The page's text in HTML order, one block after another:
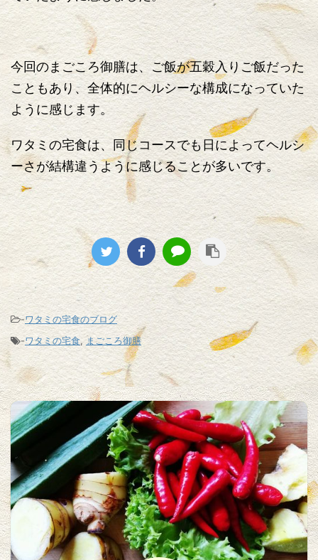
今回のまごころ御膳は、ご飯が五穀入りご飯だった
こともあり、全体的にヘルシーな構成になっていた
ように感じます。
ワタミの宅食は、同じコースでも日によってヘルシ
ーさが結構違うように感じることが多いです。
-ワタミの宅食のブログ
-ワタミの宅食, まごころ御膳